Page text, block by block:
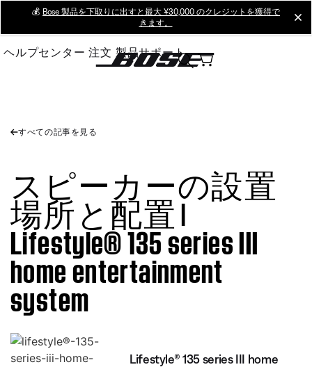
Main
💰 Bose 製品を下取りに出すと最大 ¥30,000 のクレジットを獲得で
きます。
ヘルプセンター 注文 製品サポート
すべての記事を見る
スピーカーの設置
場所と配置 |
Lifestyle® 135 series III
home entertainment
system
Lifestyle® 135 series III home